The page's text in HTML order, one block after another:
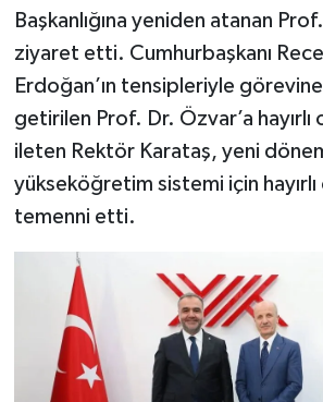
Başkanlığına yeniden atanan
ziyaret etti. Cumhurbaşkanı
Erdoğan’ın tensipleriyle
getirilen Prof. Dr. Özvar’a hayırlı
ileten Rektör Karataş, yeni
yükseköğretim sistemi için hayırlı
temenni etti.